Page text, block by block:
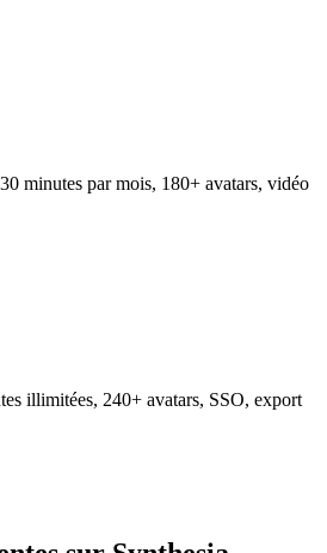
minutes par mois, 180+ avatars, vidéo
illimitées, 240+ avatars, SSO, export